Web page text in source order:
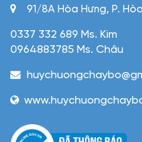
91/8A Hòa Hưng, P.
0337 332 689 Ms. Kim
0964883785 Ms. Châu